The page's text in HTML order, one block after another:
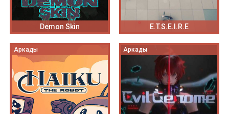
Demon Skin E.T.S.E.I.R.E
Аркады Аркады